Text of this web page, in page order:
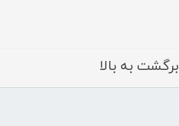
برگشت به بالا